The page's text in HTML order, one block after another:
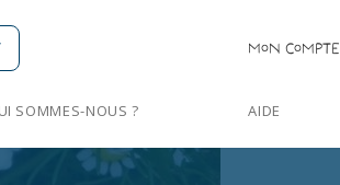
Mon compte
SOMMES-NOUS ? AIDE